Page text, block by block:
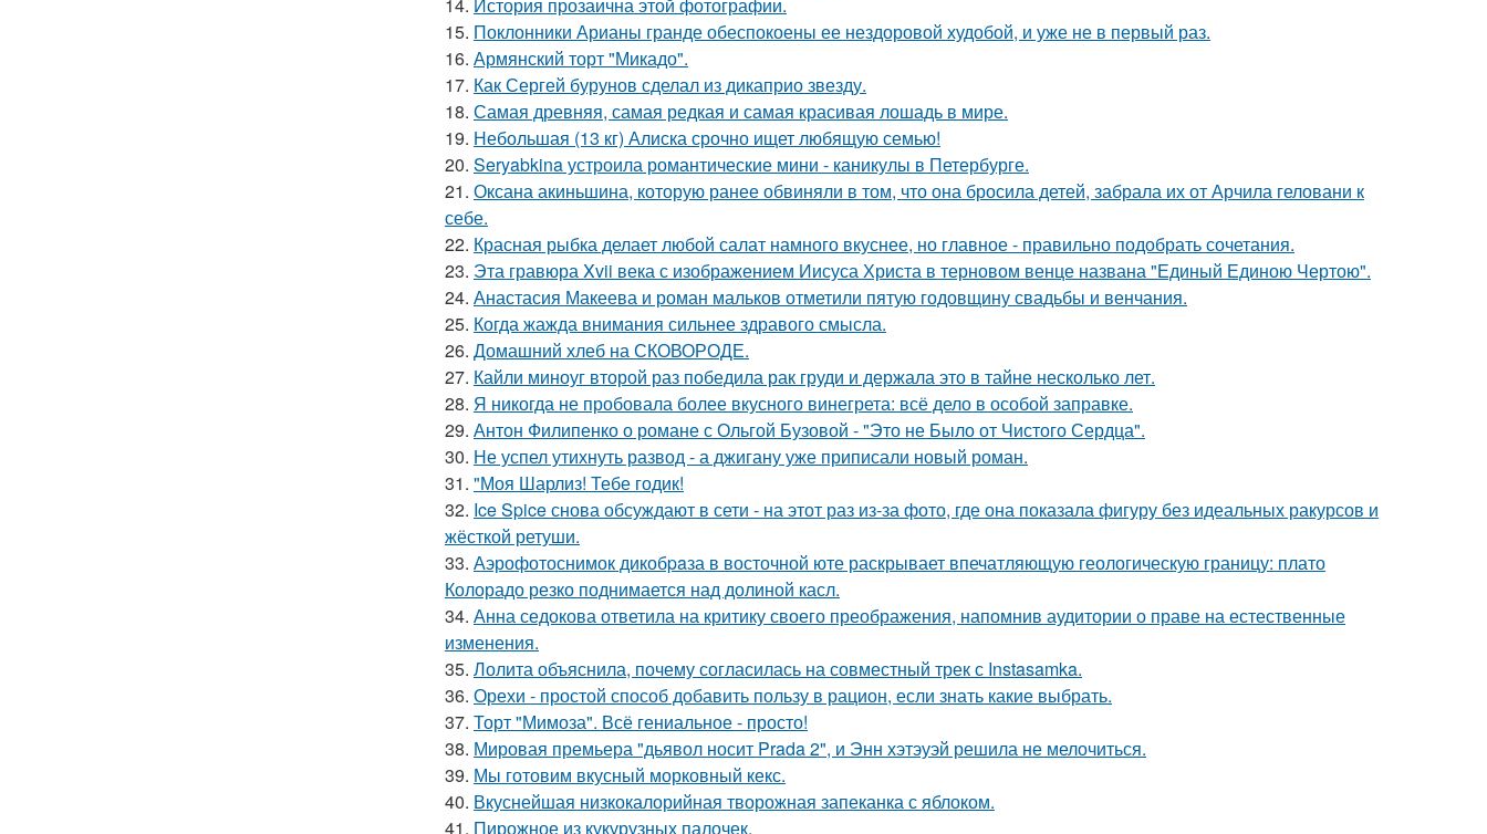
15. Поклонники Арианы гранде обеспокоены ее нездоровой худобой, и уже не в первый раз.
16. Армянский торт "Микадо".
17. Как Сергей бурунов сделал из дикаприо звезду.
18. Самая древняя, самая редкая и самая красивая лошадь в мире.
19. Небольшая (13 кг) Алиска срочно ищет любящую семью!
20. Seryabkina устроила романтические мини - каникулы в Петербурге.
21. Оксана акиньшина, которую ранее обвиняли в том, что она бросила детей, забрала их от Арчила геловани к
себе.
22. Красная рыбка делает любой салат намного вкуснее, но главное - правильно подобрать сочетания.
23. Эта гравюра Xvii века с изображением Иисуса Христа в терновом венце названа "Единый Единою Чертою".
24. Анастасия Макеева и роман мальков отметили пятую годовщину свадьбы и венчания.
25. Когда жажда внимания сильнее здравого смысла.
26. Домашний хлеб на СКОВОРОДЕ.
27. Кайли миноуг второй раз победила рак груди и держала это в тайне несколько лет.
28. Я никогда не пробовала более вкусного винегрета: всё дело в особой заправке.
29. Антон Филипенко о романе с Ольгой Бузовой - "Это не Было от Чистого Сердца".
30. Не успел утихнуть развод - а джигану уже приписали новый роман.
31. "Моя Шарлиз! Тебе годик!
32. Ice Spice снова обсуждают в сети - на этот раз из-за фото, где она показала фигуру без идеальных ракурсов и
жёсткой ретуши.
33. Аэрофотоснимок дикобpaза в восточной юте раскрывает впечатляющую геологическую границу: плато
Колорадо резко поднимается над долиной касл.
34. Анна седокова ответила на критику своего преображения, напомнив аудитории о праве на естественные
изменения.
35. Лолита объяснила, почему согласилась на совместный трек с Instasamka.
36. Орехи - простой способ добавить пользу в рацион, если знать какие выбрать.
37. Торт "Мимоза". Всё гениальное - просто!
38. Мировая премьера "дьявол носит Prada 2", и Энн хэтэуэй решила не мелочиться.
39. Мы готовим вкусный морковный кекс.
40. Вкуснейшая низкокалорийная творожная запеканка с яблоком.
41. Пирожное из кукурузных палочек.